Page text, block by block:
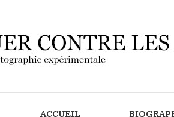
ACCUEIL